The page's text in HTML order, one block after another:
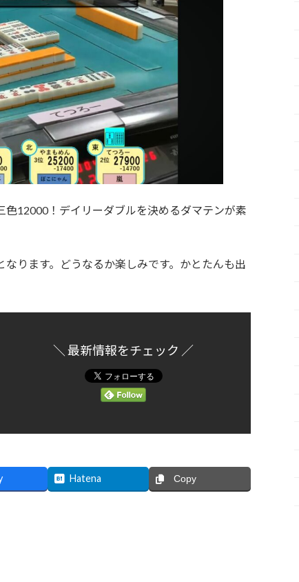
12000！デイリーダブルを決めるダマテンが素
ります。どうなるか楽しみです。かとたんも出
＼ 最新情報をチェック ／
Hatena Copy